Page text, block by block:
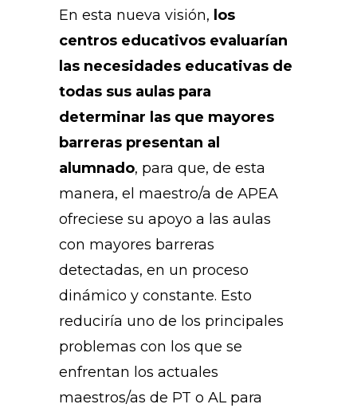
En esta nueva visión, los
centros educativos evaluarían
las necesidades educativas de
todas sus aulas para
determinar las que mayores
barreras presentan al
alumnado, para que, de esta
manera, el maestro/a de APEA
ofreciese su apoyo a las aulas
con mayores barreras
detectadas, en un proceso
dinámico y constante. Esto
reduciría uno de los principales
problemas con los que se
enfrentan los actuales
maestros/as de PT o AL para